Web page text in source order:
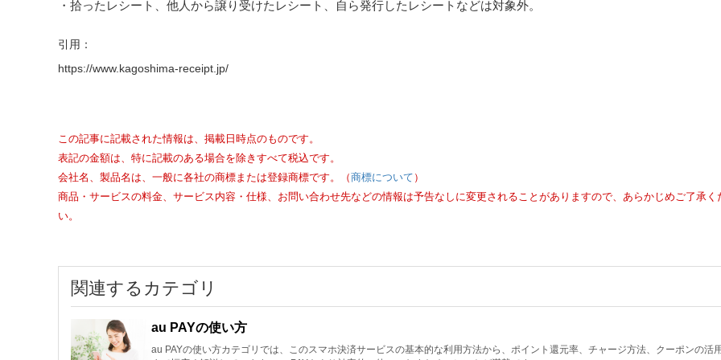
・拾ったレシート、他人から譲り受けたレシート、自ら発行したレシートなどは対象外。
引用：
https://www.kagoshima-receipt.jp/
この記事に記載された情報は、掲載日時点のものです。
表記の金額は、特に記載のある場合を除きすべて税込です。
会社名、製品名は、一般に各社の商標または登録商標です。（ 商標について ）
商品・サービスの料金、サービス内容・仕様、お問い合わせ先などの情報は予告なしに変更されることがありますので、あらかじめご了承く
い。
関連するカテゴリ
au PAYの使い方
au PAYの使い方カテゴリでは、このスマホ決済サービスの基本的な利用方法から、ポイント還元率、チャージ方法、クーポンの活